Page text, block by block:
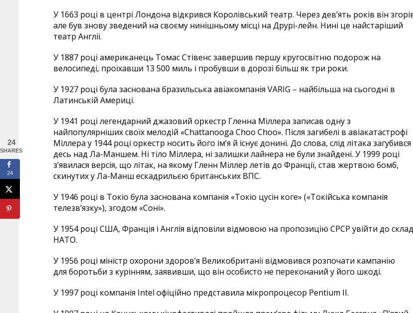
У 1663 році в центрі Лондона відкрився Королівський театр. Через дев’ять років він
але був знову зведений на своєму нинішньому місці на Друрі-лейн. Нині це найстаріший
театр Англії.
У 1887 році американець Томас Стівенс завершив першу кругосвітню подорож на
велосипеді, проїхавши 13 500 миль і пробувши в дорозі більш як три роки.
У 1927 році була заснована бразильська авіакомпанія VARIG – найбільша на сьогодні в
Латинській Америці.
У 1941 році легендарний джазовий оркестр Гленна Міллера записав одну з
найпопулярніших своїх мелодій «Chattanooga Choo Choo». Після загибелі в авіакатастрофі
Міллера у 1944 році оркестр носить його ім’я й існує донині. До слова, слід літака загубився
десь над Ла-Маншем. Ні тіло Міллера, ні залишки лайнера не були знайдені. У 1999 році
з’явилася версія, що літак, на якому Гленн Міллер летів до Франції, став жертвою бомб,
скинутих у Ла-Манш ескадрильєю британських ВПС.
У 1946 році в Токіо була заснована компанія «Токіо цусін коге» («Токійська компанія
телезв’язку»), згодом «Соні».
У 1954 році США, Франція і Англія відповіли відмовою на пропозицію СРСР увійти до
НАТО.
У 1956 році міністр охорони здоров’я Великобританії відмовився розпочати кампанію
для боротьби з курінням, заявивши, що він особисто не переконаний у його шкоді.
У 1997 році компанія Intel офіційно представила мікропроцесор Pentium II.
24
SHARES
24